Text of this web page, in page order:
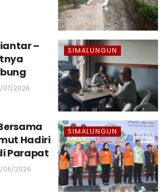
SIMALUNGUN
–
07/2026
SIMALUNGUN
Hadiri
Parapat
06/2026